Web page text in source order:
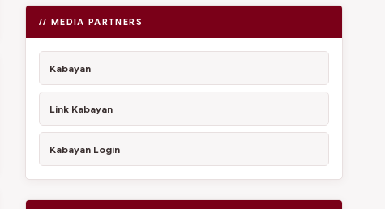
// MEDIA PARTNERS
Kabayan
Link Kabayan
Kabayan Login